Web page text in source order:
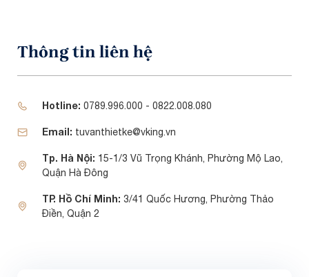
Thông tin liên hệ
Hotline: 0789.996.000 - 0822.008.080
Email: tuvanthietke@vking.vn
Tp. Hà Nội: 15-1/3 Vũ Trọng Khánh, Phường Mộ Lao,
Quận Hà Đông
TP. Hồ Chí Minh: 3/41 Quốc Hương, Phường Thảo
Điền, Quận 2